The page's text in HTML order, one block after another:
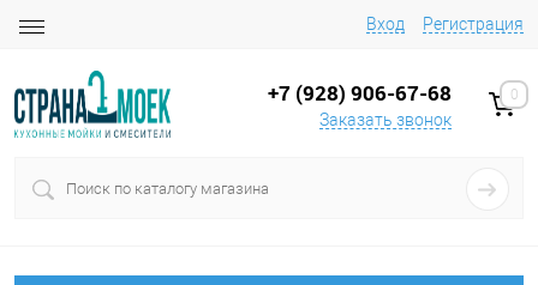
Вход Регистрация
+7 (928) 906-67-68
Заказать звонок
0